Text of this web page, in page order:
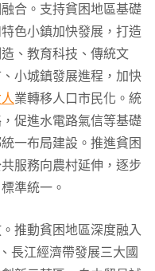
合。支持貧困地區基礎
色小鎮加快發展，打造
、教育科技、傳統文
小城鎮發展進程，加快
業轉移人口市民化。統
促進水電路氣信等基礎
一布局建設。推進貧困
服務向農村延伸，逐步
準統一。
推動貧困地區深度融入
長江經濟帶發展三大國